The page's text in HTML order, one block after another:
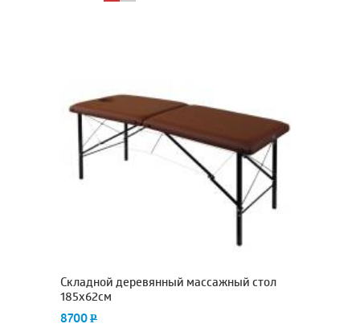
Складной деревянный массажный стол
185х62см
8700 P